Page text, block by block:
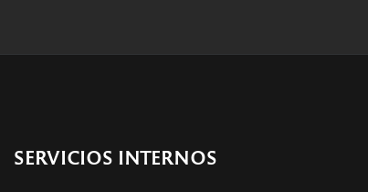
SERVICIOS INTERNOS